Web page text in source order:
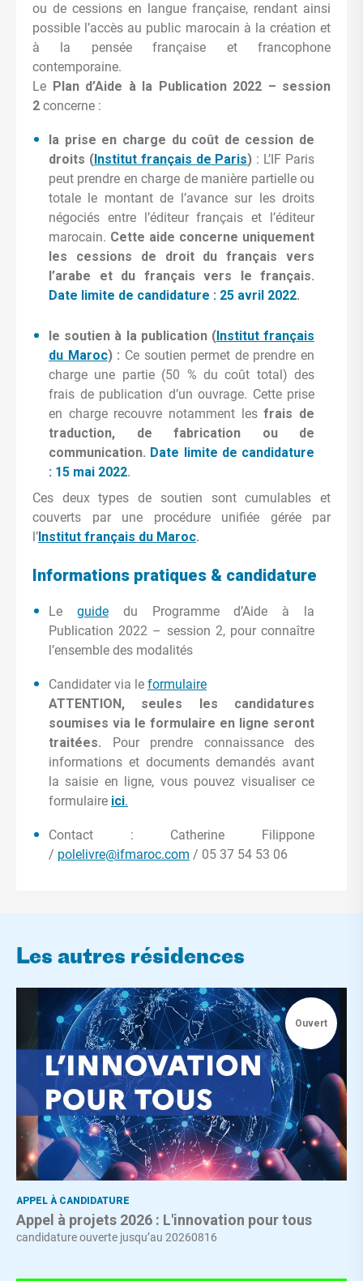
ou de cessions en langue française, rendant ainsi
possible l’accès au public marocain à la création et
à la pensée française et francophone
contemporaine.
Le Plan d’Aide à la Publication 2022 – session
2 concerne :
la prise en charge du coût de cession de
droits (Institut français de Paris) : L’IF Paris
peut prendre en charge de manière partielle ou
totale le montant de l’avance sur les droits
négociés entre l’éditeur français et l’éditeur
marocain. Cette aide concerne uniquement
les cessions de droit dufrançais vers
l’arabe et du français vers le français.
Date limite de candidature : 25 avril 2022.
le soutien à la publication (Institut français
du Maroc) : Ce soutien permet de prendre en
charge une partie (50 % du coût total) des
frais de publication d’un ouvrage. Cette prise
en charge recouvre notamment lesfrais de
traduction, de fabrication ou de
communication. Date limite de candidature
: 15 mai 2022.
Ces deux types de soutien sont cumulables et
couverts par une procédure unifiée gérée par
l’Institut français du Maroc.
Informations pratiques & candidature
Le guidedu Programme d’Aide à la
Publication 2022 – session 2, pour connaître
l’ensemble des modalités
Candidater via le formulaire
ATTENTION, seules les candidatures
soumises via le formulaire en ligne seront
traitées. Pour prendre connaissance des
informations et documents demandés avant
la saisie en ligne, vous pouvez visualiser ce
formulaire ici.
Contact : Catherine Filippone
/ polelivre@ifmaroc.com / 05 37 54 53 06
Les autres résidences
Ouvert
APPEL À CANDIDATURE
Appel à projets 2026 : L'innovation pour tous
candidature ouverte jusqu’au 20260816